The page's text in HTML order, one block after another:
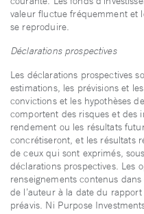
valeur fluctue fréquemment et
se reproduire.
Déclarations prospectives
Les déclarations prospectives
estimations, les prévisions et
convictions et les hypothèses
comportent des risques et des
rendement ou les résultats
concrétiseront, et les résultats
de ceux qui sont exprimés,
déclarations prospectives. Les
renseignements contenus
de l’auteur à la date du
préavis. Ni Purpose